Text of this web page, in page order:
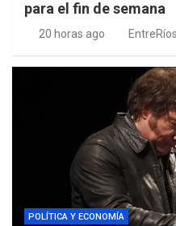
para el fin de semana
20 horas ago
POLÍTICA Y ECONOMÍA